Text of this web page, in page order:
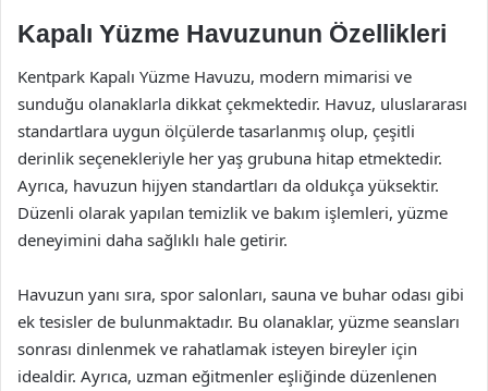
Kapalı Yüzme Havuzunun Özellikleri
Kentpark Kapalı Yüzme Havuzu, modern mimarisi ve
sunduğu olanaklarla dikkat çekmektedir. Havuz, uluslararası
standartlara uygun ölçülerde tasarlanmış olup, çeşitli
derinlik seçenekleriyle her yaş grubuna hitap etmektedir.
Ayrıca, havuzun hijyen standartları da oldukça yüksektir.
Düzenli olarak yapılan temizlik ve bakım işlemleri, yüzme
deneyimini daha sağlıklı hale getirir.
Havuzun yanı sıra, spor salonları, sauna ve buhar odası gibi
ek tesisler de bulunmaktadır. Bu olanaklar, yüzme seansları
sonrası dinlenmek ve rahatlamak isteyen bireyler için
idealdir. Ayrıca, uzman eğitmenler eşliğinde düzenlenen